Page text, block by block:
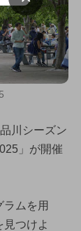
川シーズン
」が開催
ムを用
つけよ